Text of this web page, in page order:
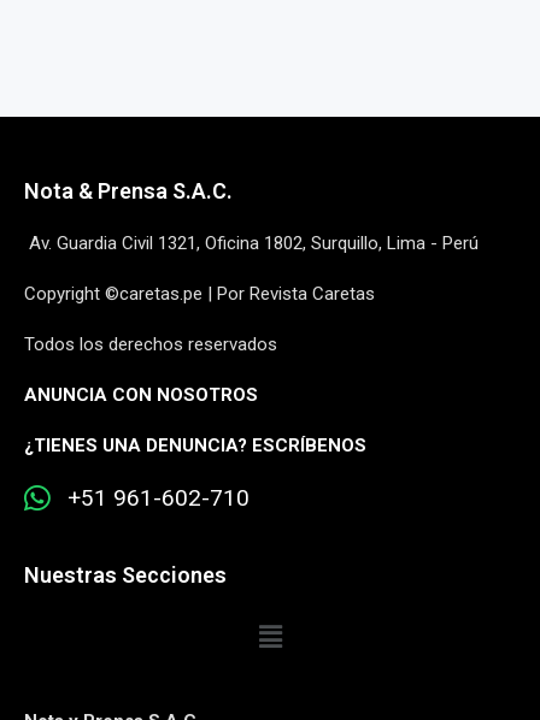
Nota & Prensa S.A.C.
Av. Guardia Civil 1321, Oficina 1802, Surquillo, Lima - Perú
Copyright ©caretas.pe | Por Revista Caretas
Todos los derechos reservados
ANUNCIA CON NOSOTROS
¿TIENES UNA DENUNCIA? ESCRÍBENOS
+51 961-602-710
Nuestras Secciones